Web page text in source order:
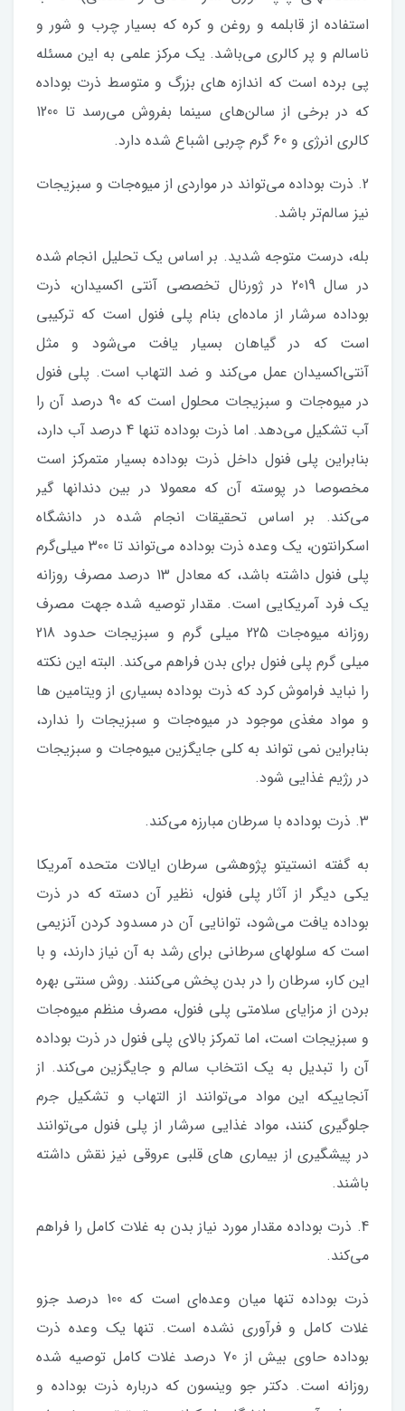
استفاده از قابلمه و روغن و کره‌ که بسیار چرب و شور و
ناسالم و پر کالری می‌باشد. یک مرکز علمی به این مسئله
پی برده است که اندازه های بزرگ و متوسط ذرت بوداده
که در برخی از سالن‌های سینما بفروش می‌رسد تا 1200
کالری انرژی و 60 گرم چربی اشباع شده دارد.
2. ذرت بوداده می‌تواند در مواردی از میوه‌جات و سبزیجات
نیز سالم‌تر باشد.
بله، درست متوجه شدید. بر اساس یک تحلیل انجام شده
در سال 2019 در ژورنال تخصصی آنتی اکسیدان، ذرت
بوداده سرشار از ماده‌ای بنام پلی فنول است که ترکیبی
است که در گیاهان بسیار یافت می‌شود و مثل
آنتی‌اکسیدان عمل می‌کند و ضد التهاب است. پلی فنول
در میوه‌جات و سبزیجات محلول است که 90 درصد آن را
آب تشکیل می‌دهد. اما ذرت بوداده تنها 4 درصد آب دارد،
بنابراین پلی فنول داخل ذرت بوداده بسیار متمرکز است
مخصوصا در پوسته آن که معمولا در بین دندانها گیر
می‌کند. بر اساس تحقیقات انجام شده در دانشگاه
اسکرانتون، یک وعده ذرت بوداده می‌تواند تا 300 میلی‌گرم
پلی فنول داشته باشد، که معادل 13 درصد مصرف روزانه
یک فرد آمریکایی است. مقدار توصیه شده جهت مصرف
روزانه میوه‌جات 225 میلی گرم و سبزیجات حدود 218
میلی گرم پلی فنول برای بدن فراهم می‌کند. البته این نکته
را نباید فراموش کرد که ذرت بوداده بسیاری از ویتامین ها
و مواد مغذی موجود در میوه‌جات و سبزیجات را ندارد،
بنابراین نمی تواند به کلی جایگزین میوه‌جات و سبزیجات
در رژیم غذایی شود.
3. ذرت بوداده با سرطان مبارزه می‌کند.
به گفته انستیتو پژوهشی سرطان ایالات متحده آمریکا
یکی دیگر از آثار پلی فنول، نظیر آن دسته که در ذرت
بوداده یافت می‌شود، توانایی آن در مسدود کردن آنزیمی
است که سلولهای سرطانی برای رشد به آن نیاز دارند، و با
این کار، سرطان را در بدن پخش می‌کنند. روش سنتی بهره
بردن از مزایای سلامتی پلی فنول، مصرف منظم میوه‌جات
و سبزیجات است، اما تمرکز بالای پلی فنول در ذرت بوداده
آن را تبدیل به یک انتخاب سالم و جایگزین می‌کند. از
آنجاییکه این مواد می‌توانند از التهاب و تشکیل جرم
جلوگیری کنند، مواد غذایی سرشار از پلی فنول می‌توانند
در پیشگیری از بیماری های قلبی عروقی نیز نقش داشته
باشند.
4. ذرت بوداده مقدار مورد نیاز بدن به غلات کامل را فراهم
می‌کند.
ذرت بوداده تنها میان وعده‌ای است که 100 درصد جزو
غلات کامل و فرآوری نشده است. تنها یک وعده ذرت
بوداده حاوی بیش از 70 درصد غلات کامل توصیه شده
روزانه است. دکتر جو وینسون که درباره ذرت بوداده و